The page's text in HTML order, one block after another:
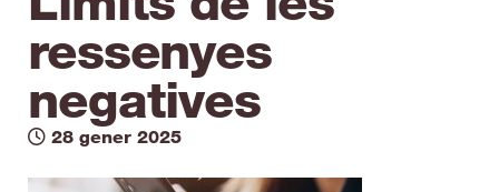
ressenyes
negatives
28 gener 2025